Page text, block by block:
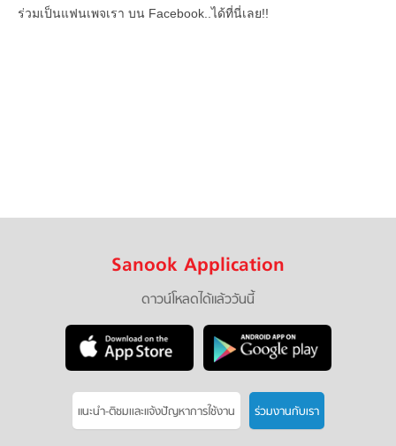
ร่วมเป็นแฟนเพจเรา บน Facebook..ได้ที่นี่เลย!!
Sanook Application
ดาวน์โหลดได้แล้ววันนี้
แนะนำ-ติชมเเละแจ้งปัญหาการใช้งาน ร่วมงานกับเรา